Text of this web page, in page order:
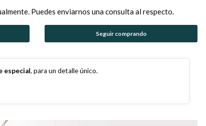
Puedes enviarnos una consulta al respecto.
Seguir comprando
especial, para un detalle único.